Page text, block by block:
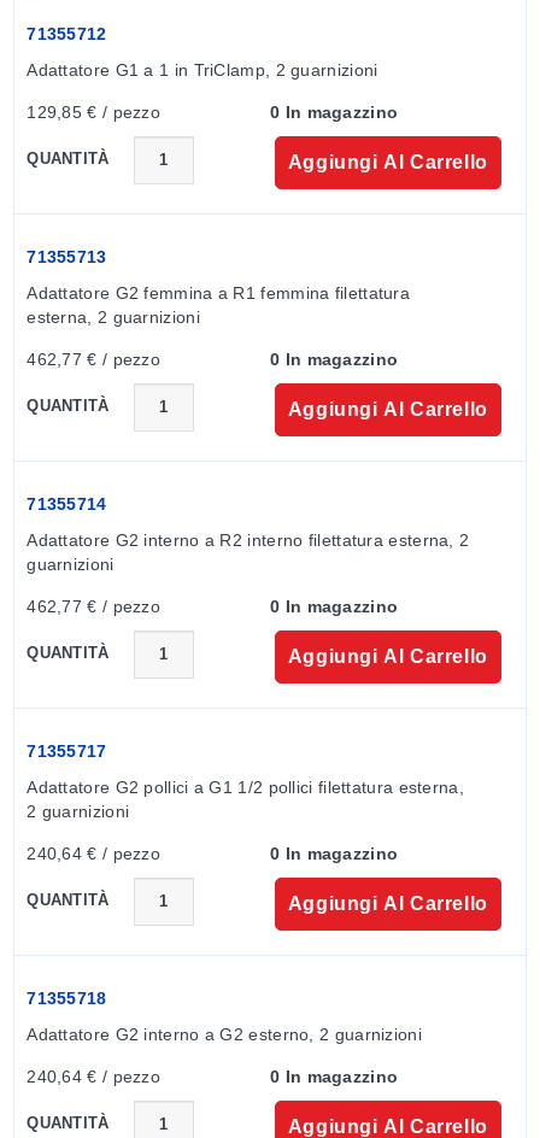
71355712
Adattatore G1 a 1 in TriClamp, 2 guarnizioni
129,85 € / pezzo 0 In magazzino
QUANTITÀ Aggiungi Al Carrello
71355713
Adattatore G2 femmina a R1 femmina filettatura
esterna, 2 guarnizioni
462,77 € / pezzo 0 In magazzino
QUANTITÀ Aggiungi Al Carrello
71355714
Adattatore G2 interno a R2 interno filettatura esterna, 2
guarnizioni
462,77 € / pezzo 0 In magazzino
QUANTITÀ Aggiungi Al Carrello
71355717
Adattatore G2 pollici a G1 1/2 pollici filettatura esterna,
2 guarnizioni
240,64 € / pezzo 0 In magazzino
QUANTITÀ Aggiungi Al Carrello
71355718
Adattatore G2 interno a G2 esterno, 2 guarnizioni
240,64 € / pezzo 0 In magazzino
QUANTITÀ Aggiungi Al Carrello